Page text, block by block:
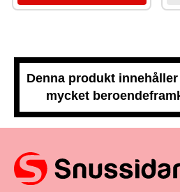
Denna produkt
mycket